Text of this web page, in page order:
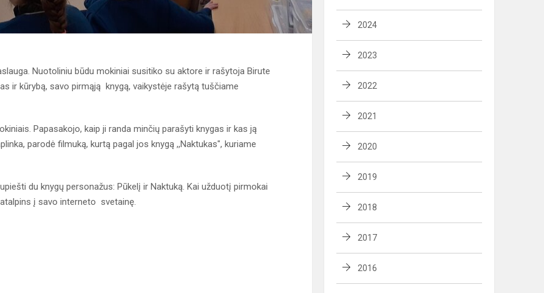
Nuotoliniu būdu mokiniai susitiko su aktore ir rašytoja Birute
ir kūrybą, savo pirmąją knygą, vaikystėje rašytą tuščiame
Papasakojo, kaip ji randa minčių parašyti knygas ir kas ją
parodė filmuką, kurtą pagal jos knygą ,,Naktukas", kuriame
du knygų personažus: Pūkelį ir Naktuką. Kai užduotį pirmokai
į savo interneto svetainę.
2024
2023
2022
2021
2020
2019
2018
2017
2016